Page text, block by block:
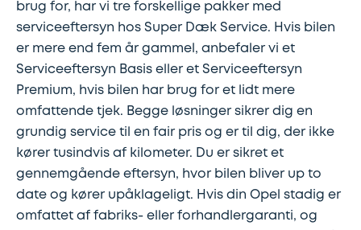
services
her
brug for, har vi tre forskellige pakker med
serviceeftersyn hos Super Dæk Service. Hvis bilen
er mere end fem år gammel, anbefaler vi et
Serviceeftersyn Basis eller et Serviceeftersyn
Premium, hvis bilen har brug for et lidt mere
omfattende tjek. Begge løsninger sikrer dig en
grundig service til en fair pris og er til dig, der ikke
kører tusindvis af kilometer. Du er sikret et
gennemgående eftersyn, hvor bilen bliver up to
date og kører upåklageligt. Hvis din Opel stadig er
omfattet af fabriks- eller forhandlergaranti, og